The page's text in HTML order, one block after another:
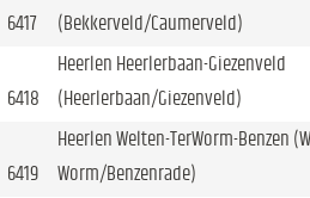
6417
(Bekkerveld/Caumerveld)
6418
Heerlen Heerlerbaan-Giezenveld
(Heerlerbaan/Giezenveld)
6419
Heerlen Welten-TerWorm-Benzen
Worm/Benzenrade)